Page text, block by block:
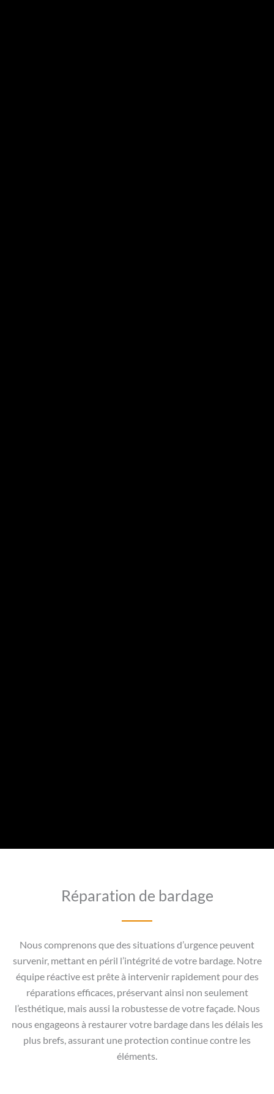
Réparation de bardage
Nous comprenons que des situations d’urgence peuvent
survenir, mettant en péril l’intégrité de votre bardage. Notre
équipe réactive est prête à intervenir rapidement pour des
réparations efficaces, préservant ainsi non seulement
l’esthétique, mais aussi la robustesse de votre façade. Nous
nous engageons à restaurer votre bardage dans les délais les
plus brefs, assurant une protection continue contre les
éléments.